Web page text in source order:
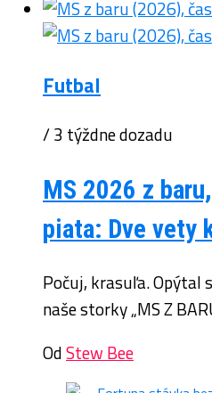
Futbal
/ 3 týždne dozadu
MS 2026 z
piata: Dve vety
Počuj, krasuľa. Opýtal
naše storky „MS Z
OdStew Bee